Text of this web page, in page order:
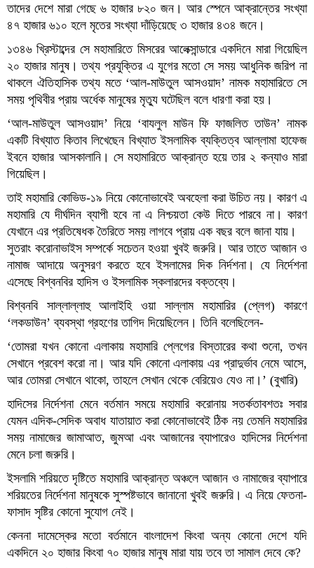
তাদের দেশে মারা গেছে ৬ হাজার ৮২০ জন। আর স্পেনে আক্রান্তের সংখ্যা
৪৭ হাজার ৬১০ হলে মৃতের সংখ্যা দাঁড়িয়েছে ৩ হাজার ৪৩৪ জনে।
১৩৪৬ খ্রিস্টাব্দের সে মহামারিতে মিসরের আলেক্সান্ডারে একদিনে মারা গিয়েছিল
২০ হাজার মানুষ। তথ্য প্রযুক্তির এ যুগের মতো সে সময় আধুনিক জরিপ না
থাকলে ঐতিহাসিক তথ্য মতে ‘আল-মাউতুল আসওয়াদ’ নামক মহামারিতে সে
সময় পৃথিবীর প্রায় অর্ধেক মানুষের মৃত্যু ঘটেছিল বলে ধারণা করা হয়।
‘আল-মাউতুল আসওয়াদ’ নিয়ে ‘বাযলুল মাউন ফি ফাজলিত তাউন’ নামক
একটি বিখ্যাত কিতাব লিখেছেন বিখ্যাত ইসলামিক ব্যক্তিত্ব আল্লামা হাফেজ
ইবনে হাজার আসকালানি। সে মহামারিতে আক্রান্ত হয়ে তার ২ কন্যাও মারা
গিয়েছিল।
তাই মহামারি কোভিড-১৯ নিয়ে কোনোভাবেই অবহেলা করা উচিত নয়। কারণ এ
মহামারি যে দীর্ঘদিন ব্যাপী হবে না এ নিশ্চয়তা কেউ দিতে পারবে না। কারণ
যেখানে এর প্রতিষেধক তৈরিতে সময় লাগবে প্রায় এক বছর বলে জানা যায়।
সুতরাং করোনাভাইস সম্পর্কে সচেতন হওয়া খুবই জরুরি। আর তাতে আজান ও
নামাজ আদায়ে অনুসরণ করতে হবে ইসলামের দিক নির্দশনা। যে নির্দেশনা
এসেছে বিশ্বনবির হাদিস ও ইসলামিক স্কলারদের বক্তব্যে।
বিশ্বনবি সাল্লাল্লাহু আলাইহি ওয়া সাল্লাম মহামারির (প্লেগ) কারণে
‘লকডাউন’ ব্যবস্থা গ্রহণের তাগিদ দিয়েছিলেন। তিনি বলেছিলেন-
‘তোমরা যখন কোনো এলাকায় মহামারি প্লেগের বিস্তারের কথা শুনো, তখন
সেখানে প্রবেশ করো না। আর যদি কোনো এলাকায় এর প্রাদুর্ভাব নেমে আসে,
আর তোমরা সেখানে থাকো, তাহলে সেখান থেকে বেরিয়েও যেও না।’ (বুখারি)
হাদিসের নির্দেশনা মেনে বর্তমান সময়ে মহামারি করোনায় সতর্কতাবশতঃ সবার
যেমন এদিক-সেদিক অবাধ যাতায়াত করা কোনোভাবেই ঠিক নয় তেমনি মহামারির
সময় নামাজের জামাআত, জুমআ এবং আজানের ব্যাপারেও হাদিসের নির্দেশনা
মেনে চলা জরুরি।
ইসলামি শরিয়তে দৃষ্টিতে মহামারি আক্রান্ত অঞ্চলে আজান ও নামাজের ব্যাপারে
শরিয়তের নির্দেশনা মানুষকে সুস্পষ্টভাবে জানানো খুবই জরুরি। এ নিয়ে ফেতনা-
ফাসাদ সৃষ্টির কোনো সুযোগ নেই।
কেননা দামেস্কের মতো বর্তমানে বাংলাদেশ কিংবা অন্য কোনো দেশে যদি
একদিনে ২০ হাজার কিংবা ৭০ হাজার মানুষ মারা যায় তবে তা সামাল দেবে কে?